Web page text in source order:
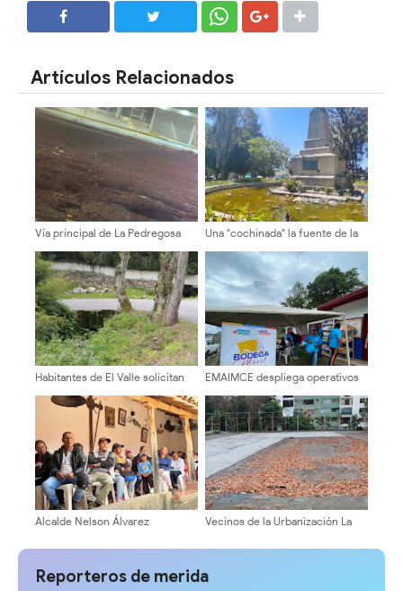
Artículos Relacionados
Vía principal de La Pedregosa
la luna!
Una "cochinada" la fuente de la
Habitantes de El Valle solicitan
riesgo de desastre preventivo
EMAIMCE despliega operativos
Bodega Móvil en tres sectores
de Campo Elías
Alcalde Nelson Álvarez
Agroproductivas en Los
Vecinos de la Urbanización La
de obras en sus instalaciones
Reporteros de merida